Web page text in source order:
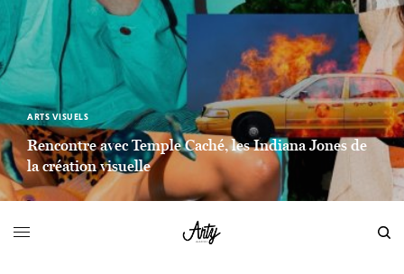
ARTS VISUELS
Rencontre avec Temple Caché, les Indiana Jones de
la création visuelle